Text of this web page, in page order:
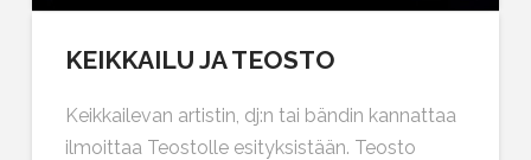
KEIKKAILU JA TEOSTO
Keikkailevan artistin, dj:n tai bändin kannattaa
ilmoittaa Teostolle esityksistään. Teosto